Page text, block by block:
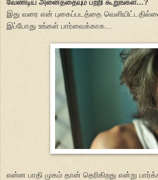
வேண்டிய அனைத்தையும் பற்றி கூறுங்கள்...?
இது வரை என் புகைப்படத்தை
இப்போது உங்கள் பார்வைக்காக...
என்ன பாதி முகம் தான் தெரிகிறது என்று